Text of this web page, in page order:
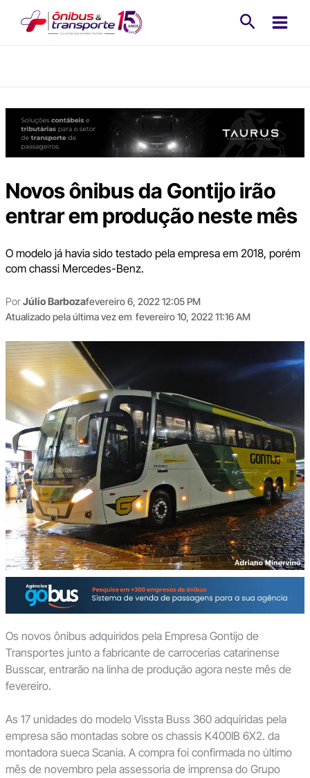
Novos ônibus da Gontijo irão
entrar em produção neste mês
O modelo já havia sido testado pela empresa em 2018, porém
com chassi Mercedes-Benz.
PorJúlio Barbozafevereiro 6, 2022 12:05 PM
Atualizado pela última vez em fevereiro 10, 2022 11:16 AM
Os novos ônibus adquiridos pela Empresa Gontijo de
Transportes junto a fabricante de carrocerias catarinense
Busscar, entrarão na linha de produção agora neste mês de
fevereiro.
As 17 unidades do modelo Vissta Buss 360 adquiridas pela
empresa são montadas sobre os chassis K400IB 6X2. da
montadora sueca Scania. A compra foi confirmada no último
mês de novembro pela assessoria de imprensa do Grupo